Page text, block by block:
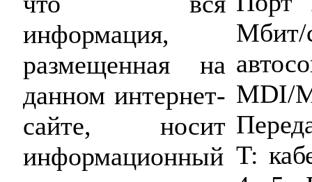
информация,
размещенная на
данном интернет-
сайте, носит
информационный
MDI/
T: